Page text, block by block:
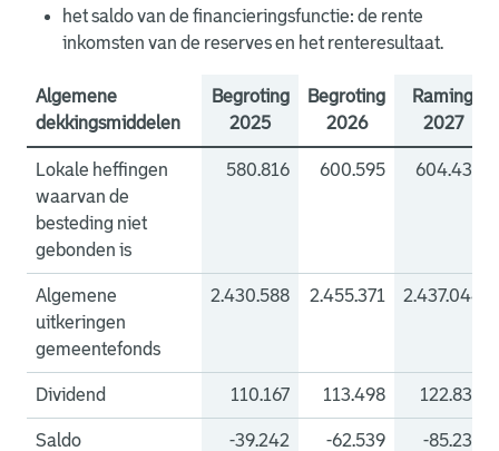
het saldo van de financieringsfunctie: de rente
inkomsten van de reserves en het renteresultaat.
Algemene
dekkingsmiddelen
Begroting
2025
Begroting
2026
Raming
2027
Lokale heffingen
waarvan de
besteding niet
gebonden is
580.816 600.595 604.436
Algemene
uitkeringen
gemeentefonds
2.430.588 2.455.371 2.437.044
Dividend 110.167 113.498 122.832
Saldo
-39.242 -62.539 -85.236